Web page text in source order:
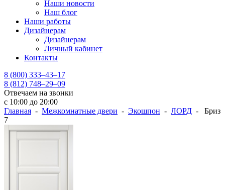
Наши новости
Наш блог
Наши работы
Дизайнерам
Дизайнерам
Личный кабинет
Контакты
8 (800) 333–43–17
8 (812) 748–29–09
Отвечаем на звонки
с 10:00 до 20:00
Главная - Межкомнатные двери - Экошпон - ЛОРД - Бриз
7